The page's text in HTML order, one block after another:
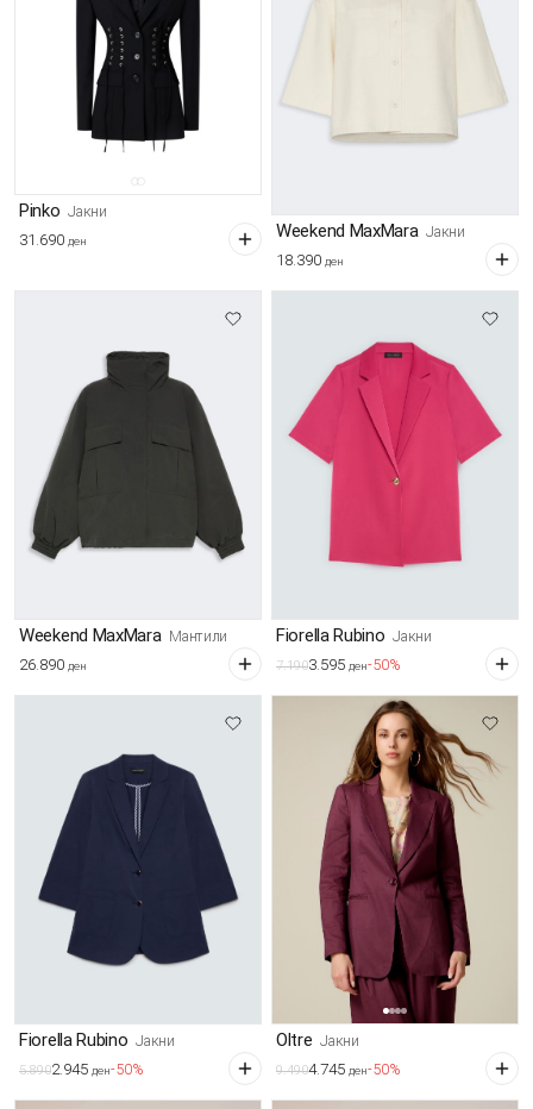
Pinko Јакни
31.690 ден Weekend MaxMara Јакни
18.390 ден
Weekend MaxMara Мантили
26.890 ден
Fiorella Rubino Јакни
7.1903.595 ден-50%
Fiorella Rubino Јакни
5.8902.945 ден-50%
Oltre Јакни
9.4904.745 ден-50%